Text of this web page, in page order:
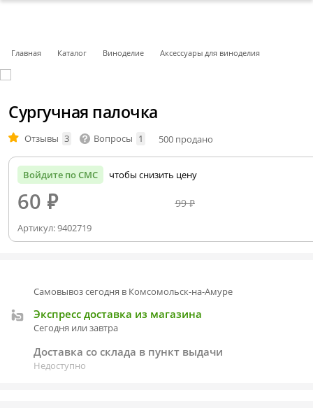
Главная Каталог Виноделие Аксессуары для виноделия
Сургучная палочка
Отзывы 3 Вопросы 1 500 продано
Войдите по СМС чтобы снизить цену
60 ₽ 99 ₽
Артикул:9402719
Самовывоз сегодня в Комсомольск-на-Амуре
Экспресс доставка из магазина
Сегодня или завтра
Доставка со склада в пункт выдачи
Недоступно